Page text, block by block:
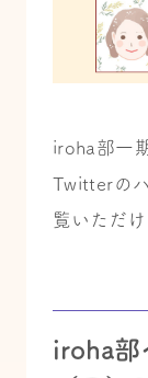
iroha部一
Twitterの
覧いただけ
iroha部